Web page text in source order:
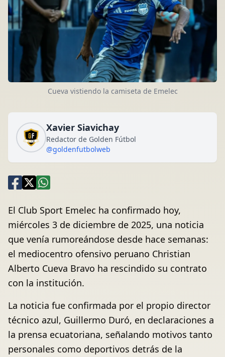
Cueva vistiendo la camiseta de Emelec
Xavier Siavichay
Redactor de Golden Fútbol
@goldenfutbolweb
El Club Sport Emelec ha confirmado hoy,
miércoles 3 de diciembre de 2025, una noticia
que venía rumoreándose desde hace semanas:
el mediocentro ofensivo peruano Christian
Alberto Cueva Bravo ha rescindido su contrato
con la institución.
La noticia fue confirmada por el propio director
técnico azul, Guillermo Duró, en declaraciones a
la prensa ecuatoriana, señalando motivos tanto
personales como deportivos detrás de la